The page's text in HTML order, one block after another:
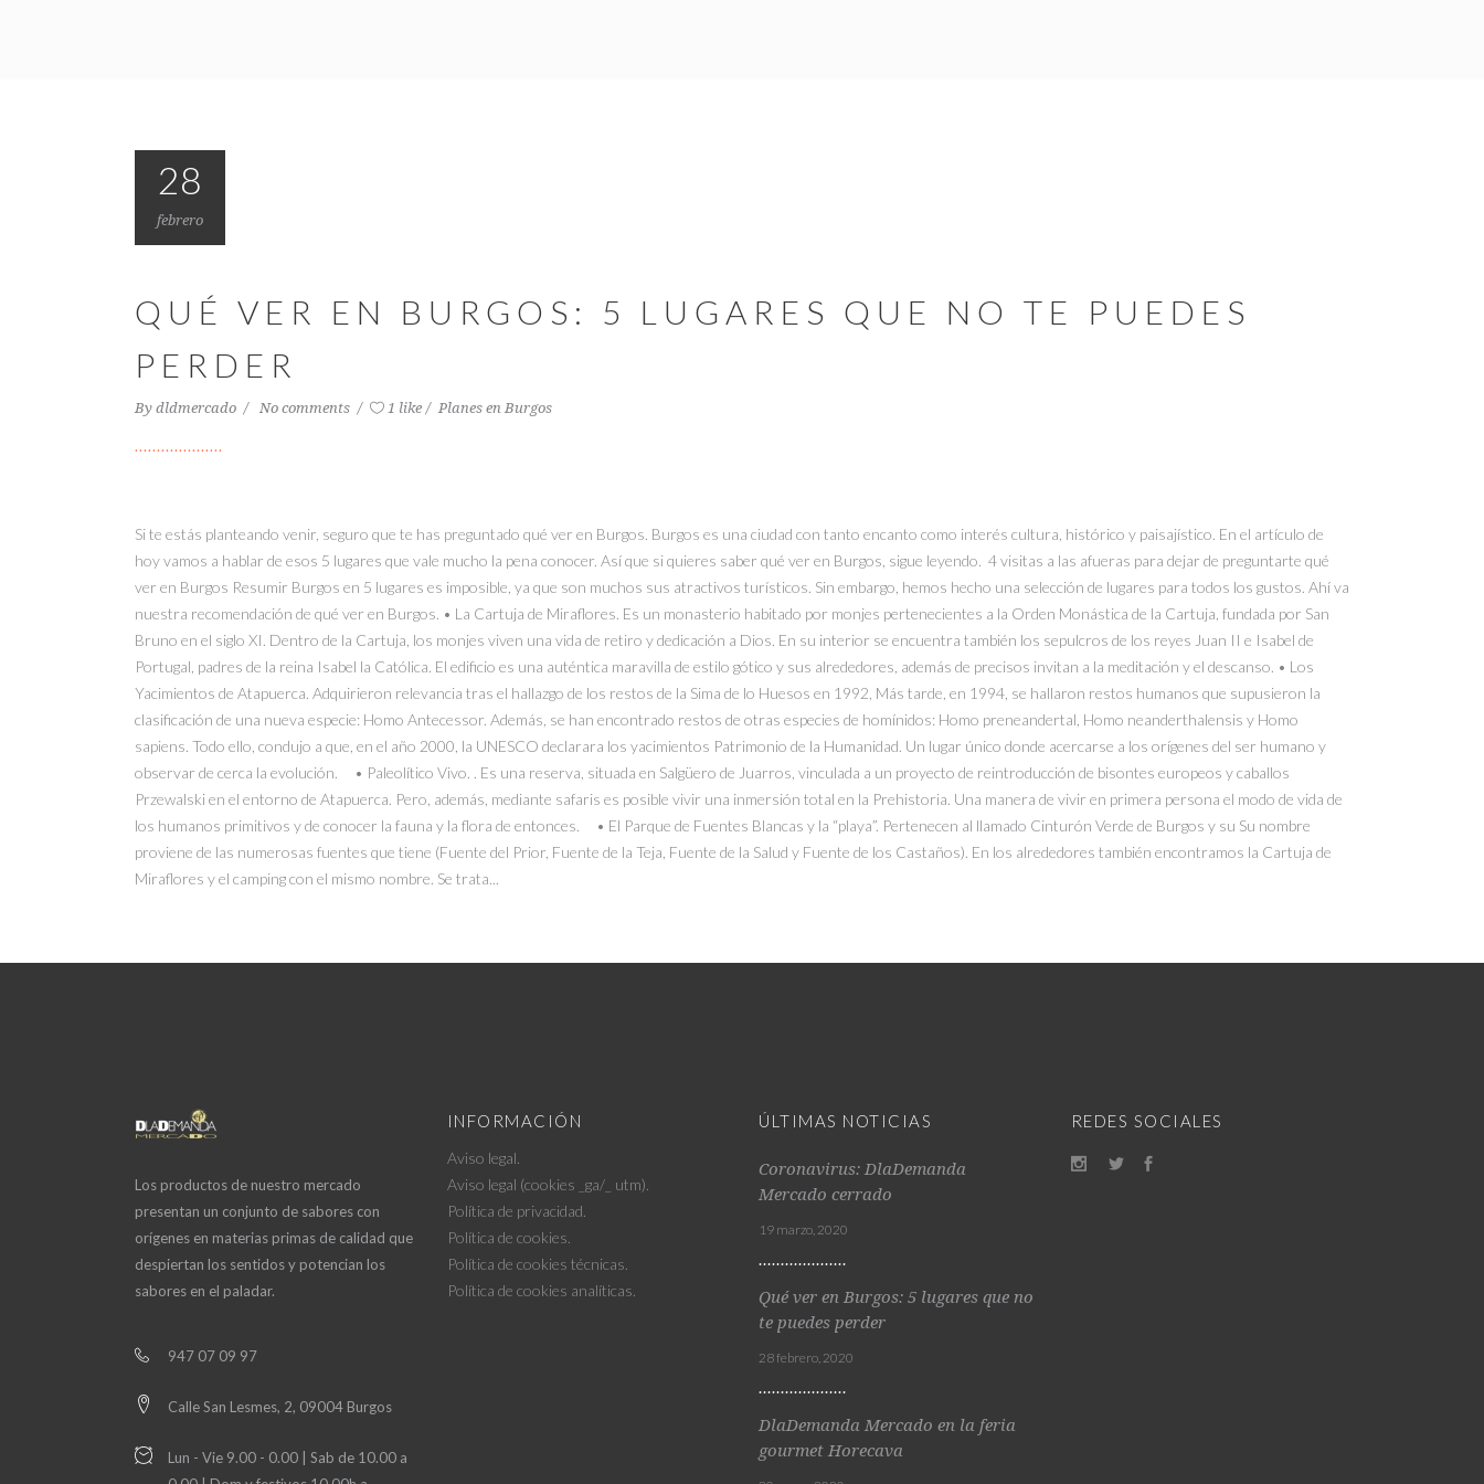
28
febrero
QUÉ VER EN BURGOS: 5 LUGARES QUE NO TE PUEDES
PERDER
By dldmercado No comments 1 like Planes en Burgos
Si te estás planteando venir, seguro que te has preguntado qué ver en Burgos. Burgos es una ciudad con tanto encanto como interés cultura, histórico y paisajístico. En el artículo de
hoy vamos a hablar de esos 5 lugares que vale mucho la pena conocer. Así que si quieres saber qué ver en Burgos, sigue leyendo. 4 visitas a las afueras para dejar de preguntarte qué
ver en Burgos Resumir Burgos en 5 lugares es imposible, ya que son muchos sus atractivos turísticos. Sin embargo, hemos hecho una selección de lugares para todos los gustos. Ahí va
nuestra recomendación de qué ver en Burgos. • La Cartuja de Miraflores. Es un monasterio habitado por monjes pertenecientes a la Orden Monástica de la Cartuja, fundada por San
Bruno en el siglo XI. Dentro de la Cartuja, los monjes viven una vida de retiro y dedicación a Dios. En su interior se encuentra también los sepulcros de los reyes Juan II e Isabel de
Portugal, padres de la reina Isabel la Católica. El edificio es una auténtica maravilla de estilo gótico y sus alrededores, además de precisos invitan a la meditación y el descanso. • Los
Yacimientos de Atapuerca. Adquirieron relevancia tras el hallazgo de los restos de la Sima de lo Huesos en 1992, Más tarde, en 1994, se hallaron restos humanos que supusieron la
clasificación de una nueva especie: Homo Antecessor. Además, se han encontrado restos de otras especies de homínidos: Homo preneandertal, Homo neanderthalensis y Homo
sapiens. Todo ello, condujo a que, en el año 2000, la UNESCO declarara los yacimientos Patrimonio de la Humanidad. Un lugar único donde acercarse a los orígenes del ser humano y
observar de cerca la evolución. • Paleolítico Vivo. . Es una reserva, situada en Salgüero de Juarros, vinculada a un proyecto de reintroducción de bisontes europeos y caballos
Przewalski en el entorno de Atapuerca. Pero, además, mediante safaris es posible vivir una inmersión total en la Prehistoria. Una manera de vivir en primera persona el modo de vida de
los humanos primitivos y de conocer la fauna y la flora de entonces. • El Parque de Fuentes Blancas y la “playa”. Pertenecen al llamado Cinturón Verde de Burgos y su Su nombre
proviene de las numerosas fuentes que tiene (Fuente del Prior, Fuente de la Teja, Fuente de la Salud y Fuente de los Castaños). En los alrededores también encontramos la Cartuja de
Miraflores y el camping con el mismo nombre. Se trata...
Los productos de nuestro mercado
presentan un conjunto de sabores con
orígenes en materias primas de calidad que
despiertan los sentidos y potencian los
sabores en el paladar.
947 07 09 97
Calle San Lesmes, 2, 09004 Burgos
Lun - Vie 9.00 - 0.00 | Sab de 10.00 a
INFORMACIÓN
Aviso legal
Aviso legal (cookies _ga/_ utm).
Política de privacidad
Política de cookies
Política de cookies técnicas.
Política de cookies analíticas.
ÚLTIMAS NOTICIAS
Coronavirus: DlaDemanda
Mercado cerrado
19 marzo, 2020
Qué ver en Burgos: 5 lugares que no
te puedes perder
28 febrero, 2020
DlaDemanda Mercado en la feria
gourmet Horecava
REDES SOCIALES